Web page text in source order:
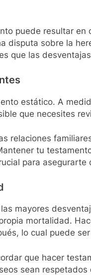
puede resultar en
disputa sobre la
que las
estático. A
que necesites
relaciones
tu
para
mayores
mortalidad.
lo cual puede
que hacer
sean